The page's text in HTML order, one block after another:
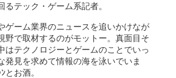
るテック・ゲーム系記者。
ゲーム業界のニュースを追いかけなが
野で取材するのがモットー。真面目そ
はテクノロジーとゲームのことでいっ
発見を求めて情報の海を泳いでいま
とお酒。